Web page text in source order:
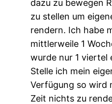
dazu zu bewegen
zu stellen um
rendern. Ich habe
mittlerweile 1
wurde nur 1 viertel
Stelle ich mein
Verfügung so wird
Zeit nichts zu